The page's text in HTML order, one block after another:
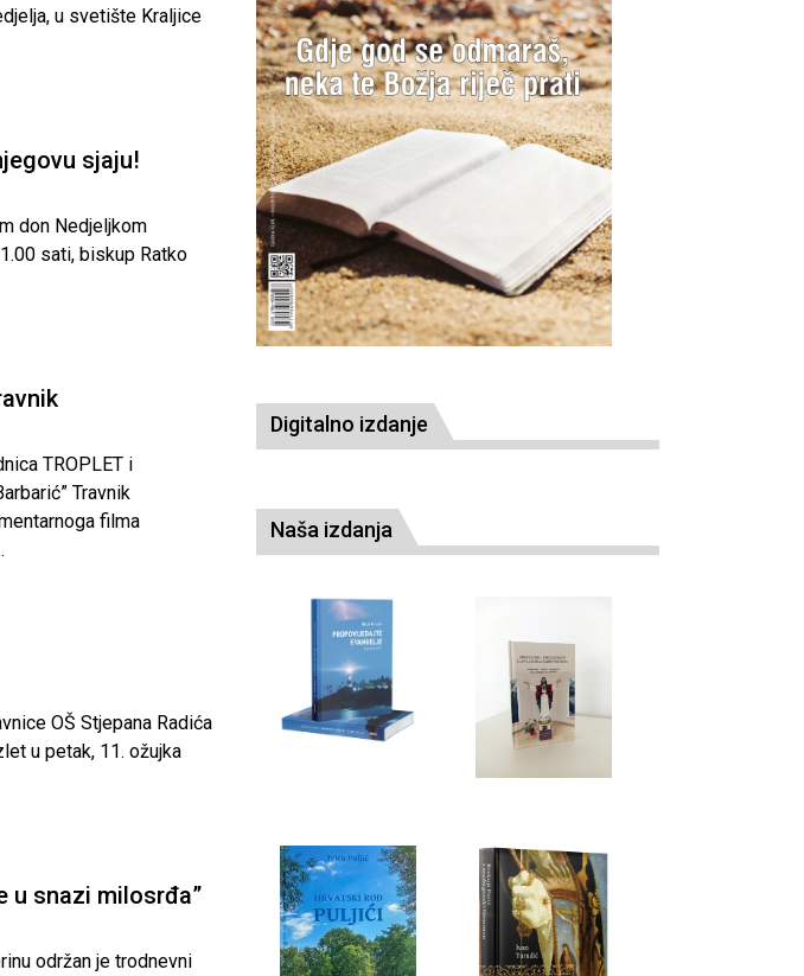
u svetište Kraljice
sjaju!
don Nedjeljkom
sati, biskup Ratko
TROPLET i
Travnik
filma
OŠ Stjepana Radića
u petak, 11. ožujka
u snazi milosrđa”
održan je trodnevni
Digitalno izdanje
Naša izdanja